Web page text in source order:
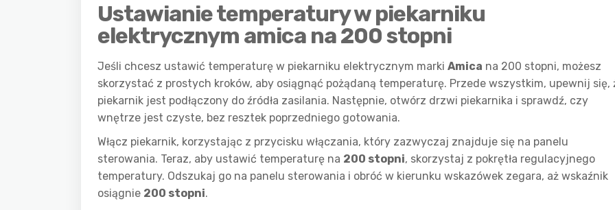
Ustawianie temperatury w piekarniku
elektrycznym amica na 200 stopni
Jeśli chcesz ustawić temperaturę w piekarniku elektrycznym marki Amica na 200 stopni, możesz
skorzystać z prostych kroków, aby osiągnąć pożądaną temperaturę. Przede wszystkim, upewnij się,
piekarnik jest podłączony do źródła zasilania. Następnie, otwórz drzwi piekarnika i sprawdź, czy
wnętrze jest czyste, bez resztek poprzedniego gotowania.
Włącz piekarnik, korzystając z przycisku włączania, który zazwyczaj znajduje się na panelu
sterowania. Teraz, aby ustawić temperaturę na 200 stopni, skorzystaj z pokrętła regulacyjnego
temperatury. Odszukaj go na panelu sterowania i obróć w kierunku wskazówek zegara, aż wskaźnik
osiągnie 200 stopni.